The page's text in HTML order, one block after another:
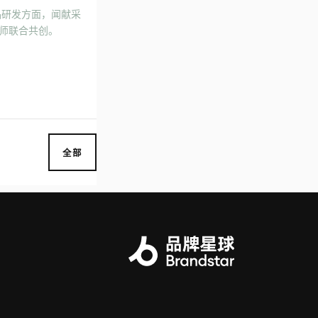
发方面，闻献采
联合共创。
全部